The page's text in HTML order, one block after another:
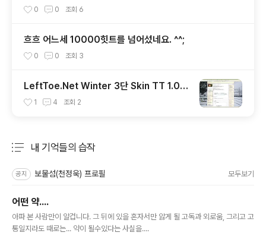
0 0 조회 6
흐흐 어느세 10000힛트를 넘어섰네요. ^^;
0 0 조회 3
LeftToe.Net Winter 3단 Skin TT 1.0.6
* 버전용
1 4 조회 2
내 기억들의 습작
공지 보물섬(천정욱) 프로필 모두보기
어떤 약....
아파 본 사람만이 알겁니다. 그 뒤에 있을 혼자서만 앓게 될 고독과 외로움, 그리고 고
통일지라도 때로는... 약이 될수있다는 사실을....